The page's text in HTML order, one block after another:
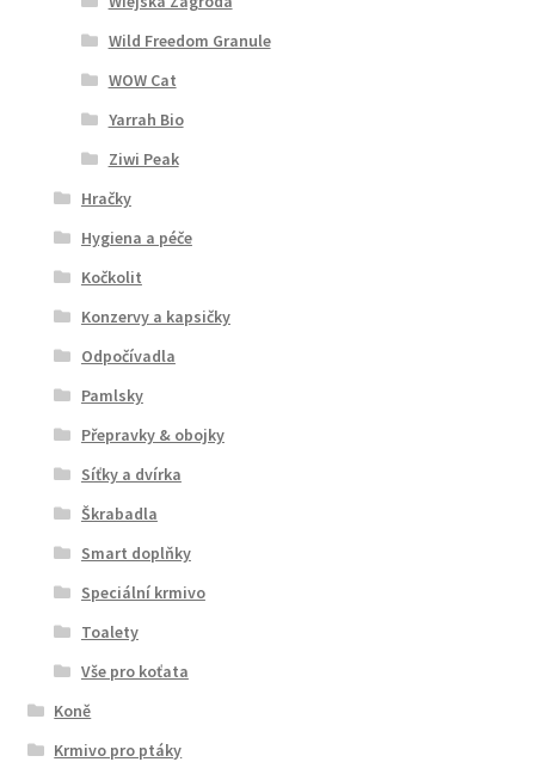
Wild Freedom Granule
WOW Cat
Yarrah Bio
Ziwi Peak
Hračky
Hygiena a péče
Kočkolit
Konzervy a kapsičky
Odpočívadla
Pamlsky
Přepravky & obojky
Síťky a dvírka
Škrabadla
Smart doplňky
Speciální krmivo
Toalety
Vše pro koťata
Koně
Krmivo pro ptáky